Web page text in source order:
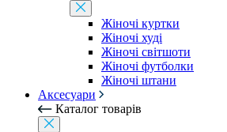
Жіночі куртки
Жіночі худі
Жіночі світшоти
Жіночі футболки
Жіночі штани
Аксесуари
Каталог товарів